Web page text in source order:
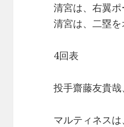
清宮は、右翼ポ
清宮は、二塁
4回表
投手齋藤友貴
マルティネス